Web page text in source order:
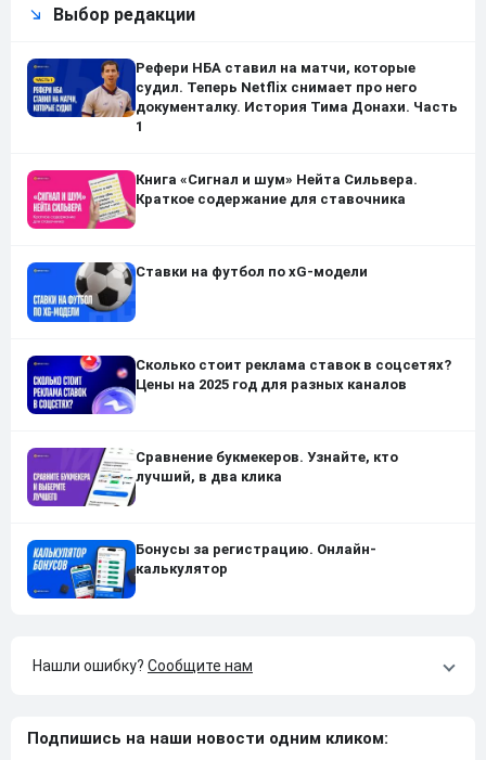
Выбор редакции
Рефери НБА ставил на матчи, которые
судил. Теперь Netflix снимает про него
документалку. История Тима Донахи. Часть
1
Книга «Сигнал и шум» Нейта Сильвера.
Краткое содержание для ставочника
Ставки на футбол по xG-модели
Сколько стоит реклама ставок в соцсетях?
Цены на 2025 год для разных каналов
Сравнение букмекеров. Узнайте, кто
лучший, в два клика
Бонусы за регистрацию. Онлайн-
калькулятор
Нашли ошибку? Сообщите нам
Подпишись на наши новости одним кликом: